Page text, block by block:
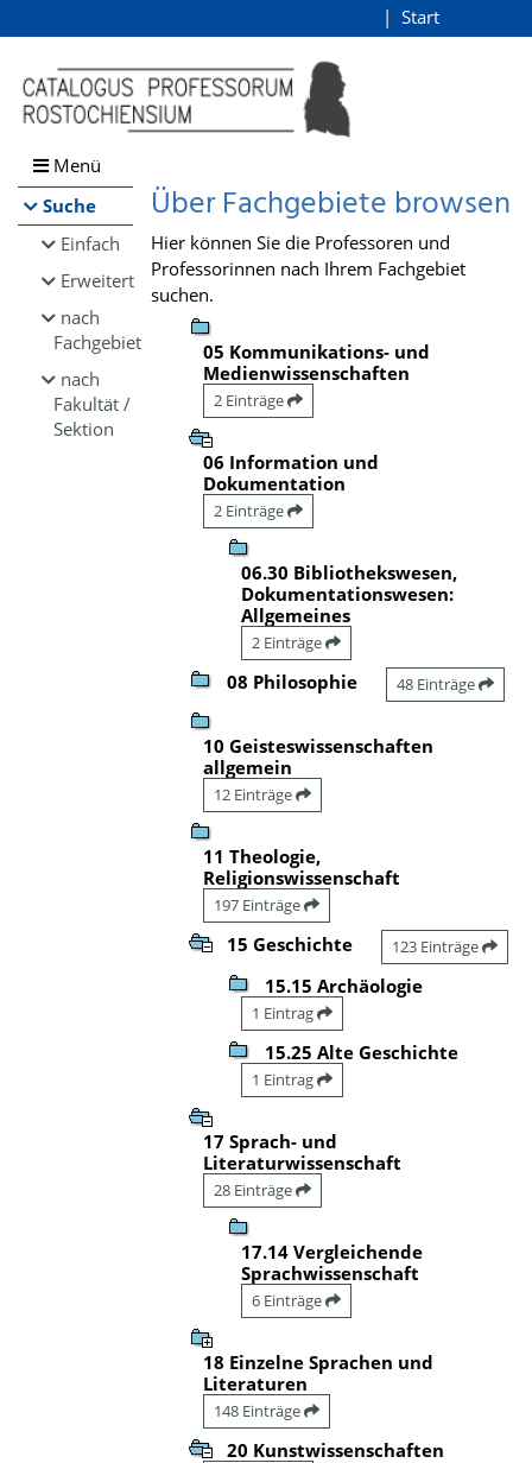
Browsen
direkt zum Inhalt
Start
Menü
Suche
Einfach
Erweitert
nach
Fachgebiet
nach
Fakultät /
Sektion
Über Fachgebiete browsen
Hier können Sie die Professoren und
Professorinnen nach Ihrem Fachgebiet
suchen.
05 Kommunikations- und
Medienwissenschaften
2 Einträge
06 Information und
Dokumentation
2 Einträge
06.30 Bibliothekswesen,
Dokumentationswesen:
Allgemeines
2 Einträge
08 Philosophie 48 Einträge
10 Geisteswissenschaften
allgemein
12 Einträge
11 Theologie,
Religionswissenschaft
197 Einträge
15 Geschichte 123 Einträge
15.15 Archäologie
1 Eintrag
15.25 Alte Geschichte
1 Eintrag
17 Sprach- und
Literaturwissenschaft
28 Einträge
17.14 Vergleichende
Sprachwissenschaft
6 Einträge
18 Einzelne Sprachen und
Literaturen
148 Einträge
20 Kunstwissenschaften